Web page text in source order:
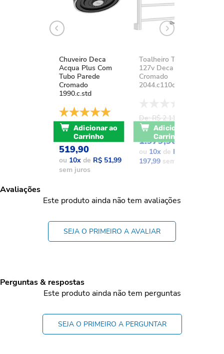
Chuveiro Deca
Acqua Plus Com
Tubo Parede
Cromado
1990.c.std
De: R$ 741,17
POR: R$
519,90
ou 10xde R$ 51,99
sem juros
Adicionar ao
Carrinho
Toalheiro Térmico
127v Deca You
Cromado
2044.c110d.aqc
De: R$ 2.111,37
POR: R$
1.979,90
ou 10xde R$
197,99sem juros
Adicionar ao
Carrinho
Avaliações
Este produto ainda não tem avaliações
SEJA O PRIMEIRO A AVALIAR
Perguntas & respostas
Este produto ainda não tem perguntas
SEJA O PRIMEIRO A PERGUNTAR